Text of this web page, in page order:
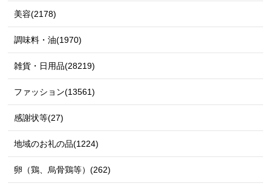
美容(2178)
調味料・油(1970)
雑貨・日用品(28219)
ファッション(13561)
感謝状等(27)
地域のお礼の品(1224)
卵（鶏、烏骨鶏等）(262)